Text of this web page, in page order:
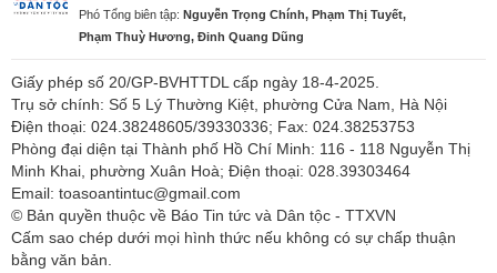
Phó Tổng biên tập: Nguyễn Trọng Chính, Phạm Thị Tuyết,
Phạm Thuỳ Hương, Đinh Quang Dũng
Giấy phép số 20/GP-BVHTTDL cấp ngày 18-4-2025.
Trụ sở chính: Số 5 Lý Thường Kiệt, phường Cửa Nam, Hà Nội
Điện thoại: 024.38248605/39330336; Fax: 024.38253753
Phòng đại diện tại Thành phố Hồ Chí Minh: 116 - 118 Nguyễn Thị
Minh Khai, phường Xuân Hoà; Điện thoại: 028.39303464
Email: toasoantintuc@gmail.com
© Bản quyền thuộc về Báo Tin tức và Dân tộc - TTXVN
Cấm sao chép dưới mọi hình thức nếu không có sự chấp thuận
bằng văn bản.